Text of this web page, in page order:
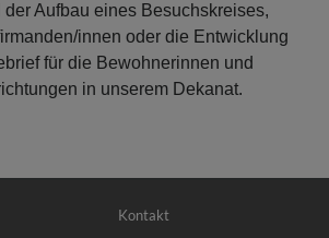
Aufbau eines Besuchskreises,
innen oder die Entwicklung
für die Bewohnerinnen und
in unserem Dekanat.
Fußbereichsmenü
Kontakt